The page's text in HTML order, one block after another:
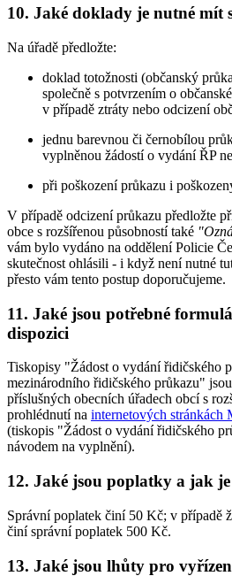
10. Jaké doklady je nutné mít
Na úřadě předložte:
doklad totožnosti (občanský
společně s potvrzením o
v případě ztráty nebo odcizení
jednu barevnou či černobílou
vyplněnou žádostí o vydání ŘP
při poškození průkazu i
V případě odcizení průkazu předložte
obce s rozšířenou působností také
vám bylo vydáno na oddělení Policie
skutečnost ohlásili - i když není nutné
přesto vám tento postup doporučujeme.
11. Jaké jsou potřebné
dispozici
Tiskopisy "Žádost o vydání řidičského
mezinárodního řidičského průkazu"
příslušných obecních úřadech obcí s
prohlédnutí na internetových stránkách
(tiskopis "Žádost o vydání řidičského
návodem na vyplnění).
12. Jaké jsou poplatky a jak
Správní poplatek činí 50 Kč; v případě
činí správní poplatek 500 Kč.
13. Jaké jsou lhůty pro